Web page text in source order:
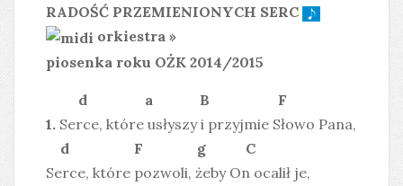
RADOŚĆ PRZEMIENIONYCH SERC
orkiestra »
piosenka roku OŻK 2014/2015
d a B F
1. Serce, które usłyszy i przyjmie Słowo Pana,
d F g C
Serce, które pozwoli, żeby On ocalił je,